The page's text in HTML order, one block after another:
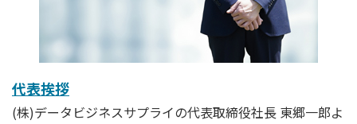
代表挨拶
(株)データビジネスサプライの代表取締役社長 東郷一郎よ